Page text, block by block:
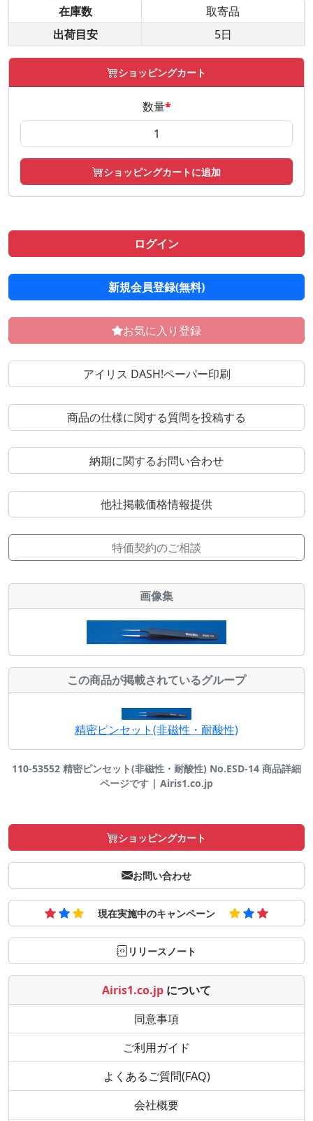
在庫数
取寄品
出荷目安
5日
ショッピングカート
数量*
ショッピングカートに追加
ログイン
新規会員登録(無料)
お気に入り登録
アイリス DASH!ペーパー印刷
商品の仕様に関する質問を投稿する
納期に関するお問い合わせ
他社掲載価格情報提供
特価契約のご相談
画像集
この商品が掲載されているグループ
精密ピンセット(非磁性・耐酸性)
110-53552 精密ピンセット(非磁性・耐酸性) No.ESD-14 商品詳細
ページです | Airis1.co.jp
ショッピングカート
お問い合わせ
現在実施中のキャンペーン
リリースノート
Airis1.co.jp について
同意事項
ご利用ガイド
よくあるご質問(FAQ)
会社概要